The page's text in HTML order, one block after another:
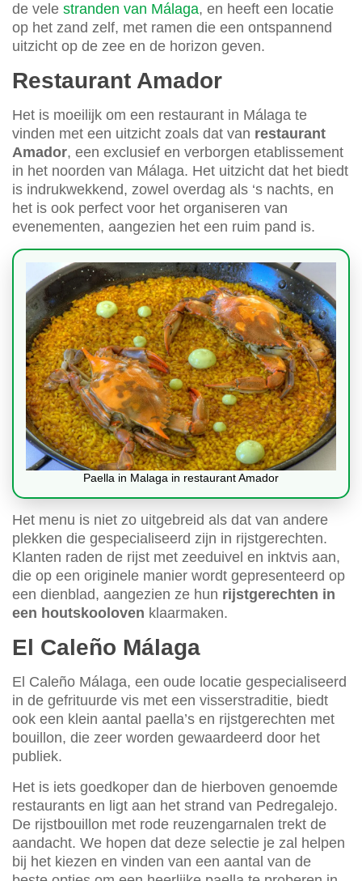
de vele stranden van Málaga, en heeft een locatie
op het zand zelf, met ramen die een ontspannend
uitzicht op de zee en de horizon geven.
Restaurant Amador
Het is moeilijk om een restaurant in Málaga te
vinden met een uitzicht zoals dat van restaurant
Amador, een exclusief en verborgen etablissement
in het noorden van Málaga. Het uitzicht dat het biedt
is indrukwekkend, zowel overdag als ‘s nachts, en
het is ook perfect voor het organiseren van
evenementen, aangezien het een ruim pand is.
Paella in Malaga in restaurant Amador
Het menu is niet zo uitgebreid als dat van andere
plekken die gespecialiseerd zijn in rijstgerechten.
Klanten raden de rijst met zeeduivel en inktvis aan,
die op een originele manier wordt gepresenteerd op
een dienblad, aangezien ze hun rijstgerechten in
een houtskooloven klaarmaken.
El Caleño Málaga
El Caleño Málaga, een oude locatie gespecialiseerd
in de gefrituurde vis met een visserstraditie, biedt
ook een klein aantal paella’s en rijstgerechten met
bouillon, die zeer worden gewaardeerd door het
publiek.
Het is iets goedkoper dan de hierboven genoemde
restaurants en ligt aan het strand van Pedregalejo.
De rijstbouillon met rode reuzengarnalen trekt de
aandacht. We hopen dat deze selectie je zal helpen
bij het kiezen en vinden van een aantal van de